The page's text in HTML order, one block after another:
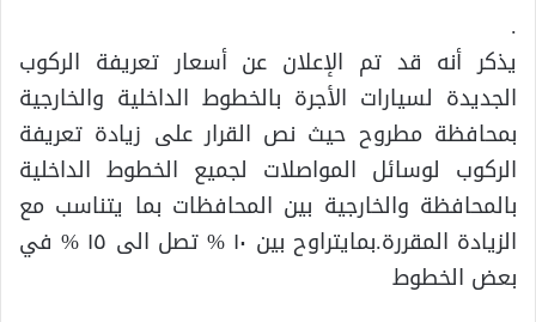
.
يذكر أنه قد تم الإعلان عن أسعار تعريفة الركوب
الجديدة لسيارات الأجرة بالخطوط الداخلية والخارجية
بمحافظة مطروح حيث نص القرار على زيادة تعريفة
الركوب لوسائل المواصلات لجميع الخطوط الداخلية
بالمحافظة والخارجية بين المحافظات بما يتناسب مع
الزيادة المقررة.بمايتراوح بين ١٠ % تصل الى ١٥ % في
بعض الخطوط